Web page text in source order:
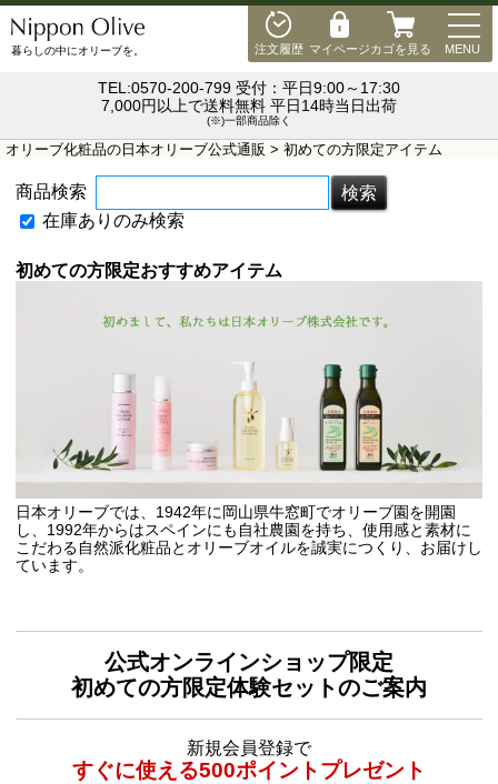
注文履歴 マイページカゴを見る MENU
暮らしの中にオリーブを。
TEL:0570-200-799 受付：平日9:00～17:30
7,000円以上で送料無料 平日14時当日出荷
(※)一部商品除く
オリーブ化粧品の日本オリーブ公式通販 > 初めての方限定アイテム
商品検索
在庫ありのみ検索
初めての方限定おすすめアイテム
日本オリーブでは、1942年に岡山県牛窓町でオリーブ園を開園
し、1992年からはスペインにも自社農園を持ち、使用感と素材に
こだわる自然派化粧品とオリーブオイルを誠実につくり、お届けし
ています。
公式オンラインショップ限定
初めての方限定体験セットのご案内
新規会員登録で
すぐに使える500ポイントプレゼント